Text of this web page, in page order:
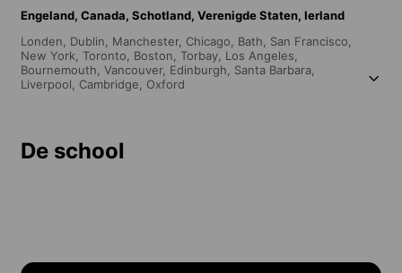
Engeland, Canada, Schotland, Verenigde Staten, Ierland
Londen, Dublin, Manchester, Chicago, Bath, San Francisco,
New York, Toronto, Boston, Torbay, Los Angeles,
Bournemouth, Vancouver, Edinburgh, Santa Barbara,
Liverpool, Cambridge, Oxford
De school